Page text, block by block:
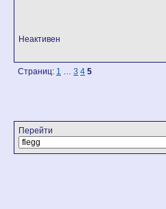
Неактивен
Страниц: 1 … 3 4 5
Перейти